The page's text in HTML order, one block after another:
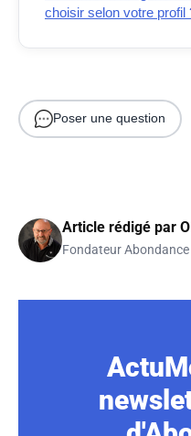
choisir selon votre profil
Poser une question
Article rédigé par
Fondateur Abondance